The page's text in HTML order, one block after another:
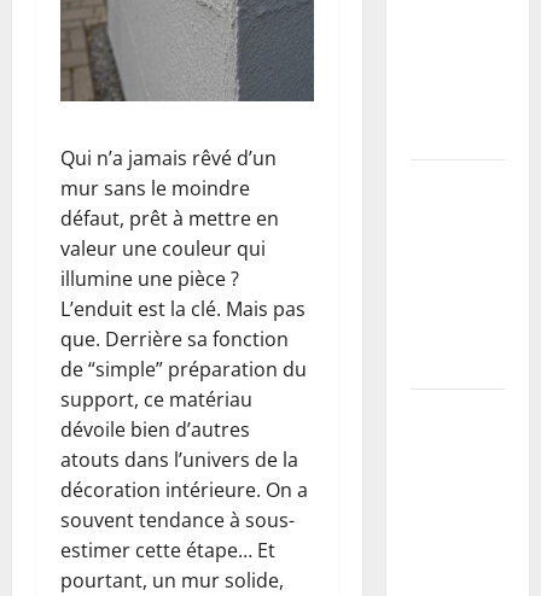
Qui n’a jamais rêvé d’un
mur sans le moindre
défaut, prêt à mettre en
valeur une couleur qui
illumine une pièce ?
L’enduit est la clé. Mais pas
que. Derrière sa fonction
de “simple” préparation du
support, ce matériau
dévoile bien d’autres
atouts dans l’univers de la
décoration intérieure. On a
souvent tendance à sous-
estimer cette étape… Et
pourtant, un mur solide,